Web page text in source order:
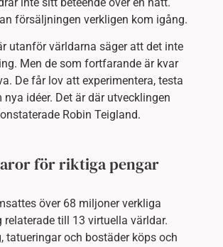
försäljningen verkligen kom igång.
utanför världarna säger att det inte
Men de som fortfarande är kvar
De får lov att experimentera, testa
idéer. Det är där utvecklingen
Robin Teigland.
för riktiga pengar
över 68 miljoner verkliga
till 13 virtuella världar.
tatueringar och bostäder köps och